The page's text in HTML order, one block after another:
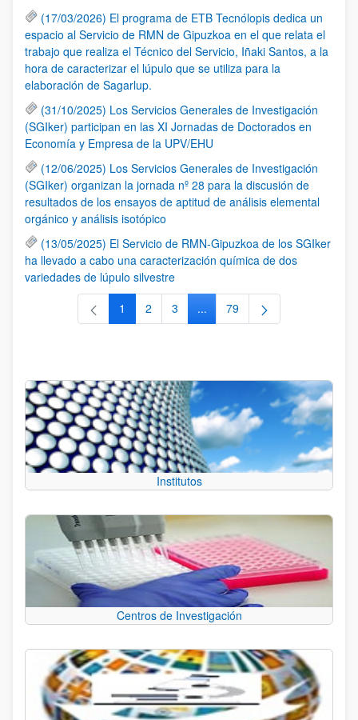
(17/03/2026) El programa de ETB Tecnólopis dedica un
espacio al Servicio de RMN de Gipuzkoa en el que relata el
trabajo que realiza el Técnico del Servicio, Iñaki Santos, a la
hora de caracterizar el lúpulo que se utiliza para la
elaboración de Sagarlup.
(31/10/2025) Los Servicios Generales de Investigación
(SGIker) participan en las XI Jornadas de Doctorados en
Economía y Empresa de la UPV/EHU
(12/06/2025) Los Servicios Generales de Investigación
(SGIker) organizan la jornada nº 28 para la discusión de
resultados de los ensayos de aptitud de análisis elemental
orgánico y análisis isotópico
(13/05/2025) El Servicio de RMN-Gipuzkoa de los SGIker
ha llevado a cabo una caracterización química de dos
variedades de lúpulo silvestre
Página
1 Página
2 Página
3 ...Páginas intermedias Use TAB
Página
79
Institutos
Centros de Investigación